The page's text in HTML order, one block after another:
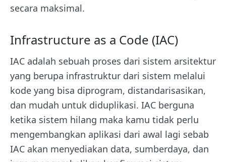
secara maksimal.
Infrastructure as a Code (IAC)
IAC adalah sebuah proses dari sistem arsitektur
yang berupa infrastruktur dari sistem melalui
kode yang bisa diprogram, distandarisasikan,
dan mudah untuk diduplikasi. IAC berguna
ketika sistem hilang maka kamu tidak perlu
mengembangkan aplikasi dari awal lagi sebab
IAC akan menyediakan data, sumberdaya, dan